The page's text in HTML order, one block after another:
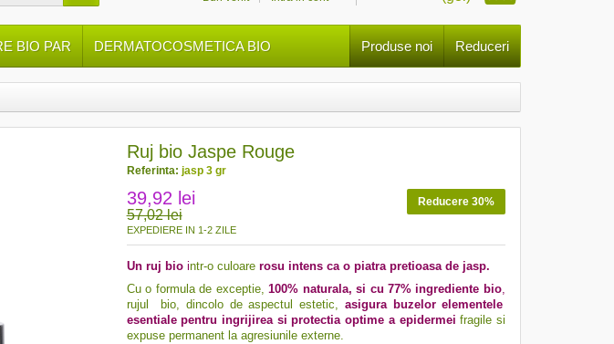
Reduceri
Produse noi
BIO PAR DERMATOCOSMETICA BIO
Ruj bio Jaspe Rouge
Referinta: jasp 3 gr
Reducere 30%
39,92 lei
57,02 lei
EXPEDIERE IN 1-2 ZILE
Un ruj biointr-o culoare rosu intens ca o piatra pretioasa de jasp.
Cu o formula de exceptie,100% naturala, si cu 77% ingrediente bio,
rujul bio, dincolo de aspectul estetic, asigura buzelor elementele
esentiale pentru ingrijirea si protectia optime a epidermei fragile si
expuse permanent la agresiunile externe.